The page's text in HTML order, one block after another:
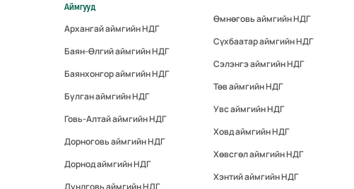
Аймгууд
Архангай аймгийн НДГ
Баян-Өлгий аймгийн НДГ
Баянхонгор аймгийн НДГ
Булган аймгийн НДГ
Говь-Алтай аймгийн НДГ
Дорноговь аймгийн НДГ
Дорнод аймгийн НДГ
Дундговь аймгийн НДГ
Өмнөговь аймгийн НДГ
Сүхбаатар аймгийн НДГ
Сэлэнгэ аймгийн НДГ
Төв аймгийн НДГ
Увс аймгийн НДГ
Ховд аймгийн НДГ
Хөвсгөл аймгийн НДГ
Хэнтий аймгийн НДГ